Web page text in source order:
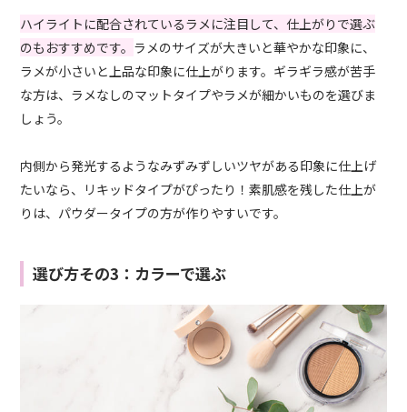
ハイライトに配合されているラメに注目して、仕上がりで選ぶ
のもおすすめです。 ラメのサイズが大きいと華やかな印象に、
ラメが小さいと上品な印象に仕上がります。ギラギラ感が苦手
な方は、ラメなしのマットタイプやラメが細かいものを選びま
しょう。
内側から発光するようなみずみずしいツヤがある印象に仕上げ
たいなら、リキッドタイプがぴったり！素肌感を残した仕上が
りは、パウダータイプの方が作りやすいです。
選び方その3：カラーで選ぶ